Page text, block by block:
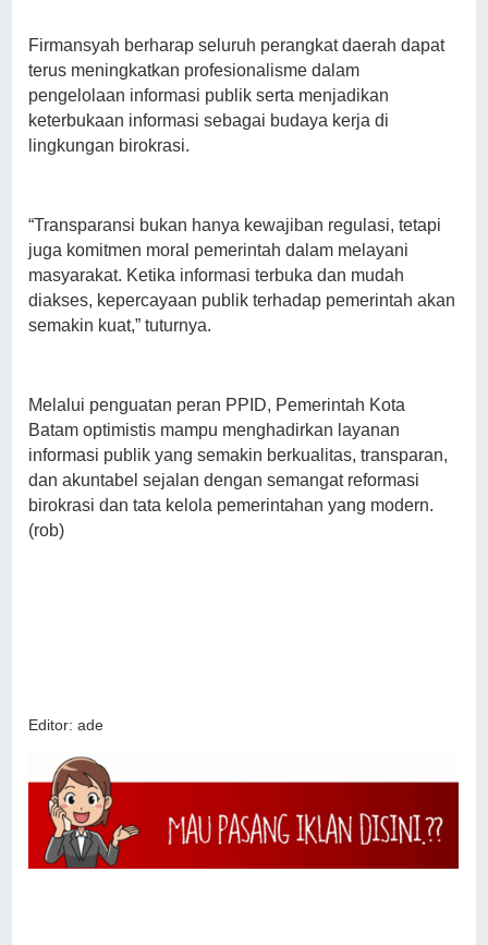
Firmansyah berharap seluruh perangkat daerah dapat
terus meningkatkan profesionalisme dalam
pengelolaan informasi publik serta menjadikan
keterbukaan informasi sebagai budaya kerja di
lingkungan birokrasi.
“Transparansi bukan hanya kewajiban regulasi, tetapi
juga komitmen moral pemerintah dalam melayani
masyarakat. Ketika informasi terbuka dan mudah
diakses, kepercayaan publik terhadap pemerintah akan
semakin kuat,” tuturnya.
Melalui penguatan peran PPID, Pemerintah Kota
Batam optimistis mampu menghadirkan layanan
informasi publik yang semakin berkualitas, transparan,
dan akuntabel sejalan dengan semangat reformasi
birokrasi dan tata kelola pemerintahan yang modern.
(rob)
Editor: ade